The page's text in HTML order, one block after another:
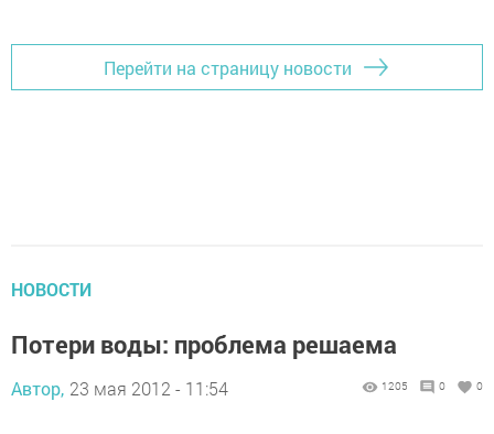
Перейти на страницу новости
НОВОСТИ
Потери воды: проблема решаема
Автор, 23 мая 2012 - 11:54 1205 0 0